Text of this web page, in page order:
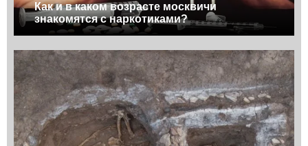
Как и в каком возрасте москвичи
знакомятся с наркотиками?